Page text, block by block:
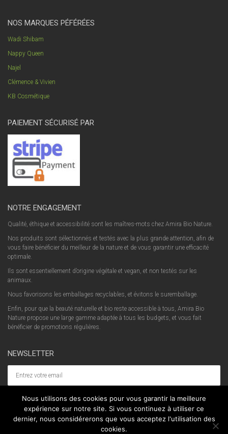
NOS MARQUES PÉFÉRÉES
Wadi Shibam
Nappy Queen
Najel
Clémence & Vivien
KB Cosmétique
PAIEMENT SÉCURISÉ PAR
NOTRE ENGAGEMENT
Qualité, éthique et accessibilité sont les maîtres-mots chez Amira Bio Nature.
Nos produits sont sélectionnés et testés avec la plus grande attention, afin de
vous faire bénéficier du meilleur de la nature et de vous garantir une efficacité
optimale.
Ils sont essentiellement d’origine végétale et vegan, et non testés sur les
animaux.
Nous favorisons les emballages recyclables, et évitons le suremballage.
Enfin, pour que la beauté naturelle et bio reste accessible à tous, Amira Bio
Nature propose une large gamme adaptée à tous les budgets, et vous fait
bénéficier de promotions régulières.
NEWSLETTER
Nous utilisons des cookies pour vous garantir la meilleure
expérience sur notre site. Si vous continuez à utiliser ce
dernier, nous considérerons que vous acceptez l'utilisation des
cookies.